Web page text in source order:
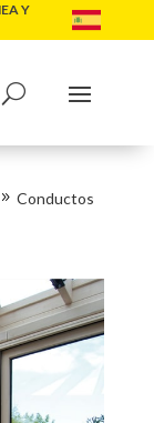
Y
9 Conductos